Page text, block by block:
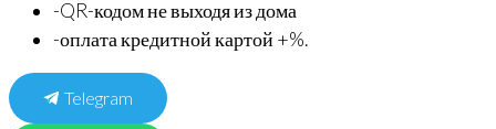
-QR-кодом не выходя из дома
-оплата кредитной картой +%.
Telegram